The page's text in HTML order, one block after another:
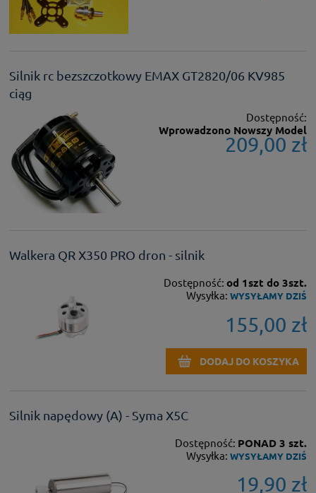
Silnik rc bezszczotkowy EMAX GT2820/06 KV985
ciąg
Dostępność:
Wprowadzono Nowszy Model
209,00 zł
Walkera QR X350 PRO dron - silnik
Dostępność: od 1szt do 3szt.
Wysyłka: WYSYŁAMY DZIŚ
155,00 zł
DODAJ DO KOSZYKA
Silnik napędowy (A) - Syma X5C
Dostępność: PONAD 3 szt.
Wysyłka: WYSYŁAMY DZIŚ
19,90 zł